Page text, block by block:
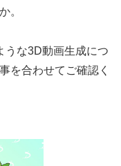
。
うな3D動画生成につ
を合わせてご確認く